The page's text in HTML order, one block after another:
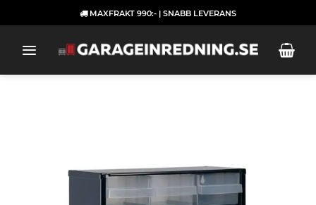
to
MAXFRAKT 990:- | SNABB LEVERANS